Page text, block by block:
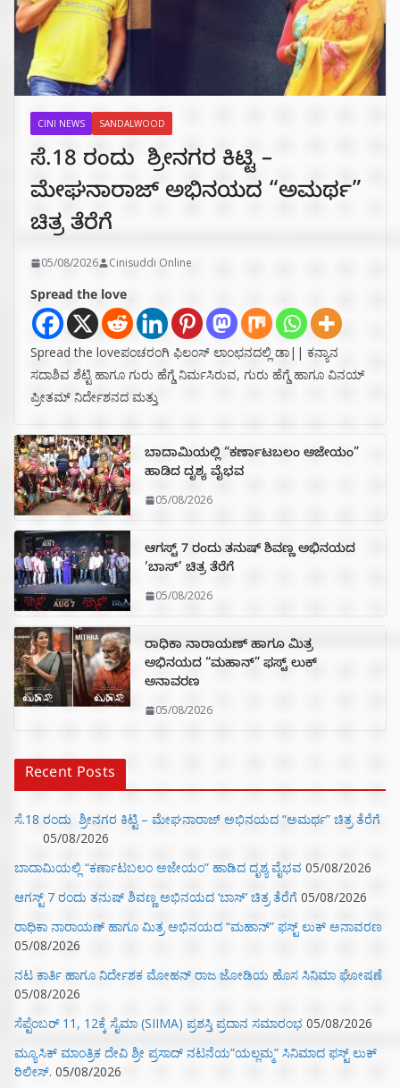
CINI NEWS SANDALWOOD
ಸೆ.18 ರಂದು ಶ್ರೀನಗರ ಕಿಟ್ಟಿ –
ಮೇಘನಾರಾಜ್ ಅಭಿನಯದ “ಅಮರ್ಥ”
ಚಿತ್ರ ತೆರೆಗೆ
05/08/2026 Cinisuddi Online
Spread the love
Spread the loveಪಂಚರಂಗಿ ಫಿಲಂಸ್ ಲಾಂಛನದಲ್ಲಿ ಡಾ|| ಕನ್ಯಾನ
ಸದಾಶಿವ ಶೆಟ್ಟಿ ಹಾಗೂ ಗುರು ಹೆಗ್ಡೆ ನಿರ್ಮಸಿರುವ, ಗುರು ಹೆಗ್ಡೆ ಹಾಗೂ ವಿನಯ್
ಪ್ರೀತಮ್ ನಿರ್ದೇಶನದ ಮತ್ತು
ಬಾದಾಮಿಯಲ್ಲಿ “ಕರ್ಣಾಟಬಲಂ ಅಜೇಯಂ”
ಹಾಡಿದ ದೃಶ್ಯ ವೈಭವ
05/08/2026
ಆಗಸ್ಟ್ 7 ರಂದು ತನುಷ್ ಶಿವಣ್ಣ ಅಭಿನಯದ
‘ಬಾಸ್’ ಚಿತ್ರ ತೆರೆಗೆ
05/08/2026
ರಾಧಿಕಾ ನಾರಾಯಣ್ ಹಾಗೂ ಮಿತ್ರ
ಅಭಿನಯದ “ಮಹಾನ್” ಫಸ್ಟ್ ಲುಕ್
ಅನಾವರಣ
05/08/2026
Recent Posts
ಸೆ.18 ರಂದು ಶ್ರೀನಗರ ಕಿಟ್ಟಿ – ಮೇಘನಾರಾಜ್ ಅಭಿನಯದ “ಅಮರ್ಥ” ಚಿತ್ರ ತೆರೆಗೆ
05/08/2026
ಬಾದಾಮಿಯಲ್ಲಿ “ಕರ್ಣಾಟಬಲಂ ಅಜೇಯಂ” ಹಾಡಿದ ದೃಶ್ಯ ವೈಭವ 05/08/2026
ಆಗಸ್ಟ್ 7 ರಂದು ತನುಷ್ ಶಿವಣ್ಣ ಅಭಿನಯದ ‘ಬಾಸ್’ ಚಿತ್ರ ತೆರೆಗೆ 05/08/2026
ರಾಧಿಕಾ ನಾರಾಯಣ್ ಹಾಗೂ ಮಿತ್ರ ಅಭಿನಯದ “ಮಹಾನ್” ಫಸ್ಟ್ ಲುಕ್ ಅನಾವರಣ
05/08/2026
ನಟ ಕಾರ್ತಿ ಹಾಗೂ ನಿರ್ದೇಶಕ ಮೋಹನ್ ರಾಜ ಜೋಡಿಯ ಹೊಸ ಸಿನಿಮಾ ಘೋಷಣೆ
05/08/2026
ಸೆಪ್ಟೆಂಬರ್ 11, 12ಕ್ಕೆ ಸೈಮಾ (SIIMA) ಪ್ರಶಸ್ತಿ ಪ್ರದಾನ ಸಮಾರಂಭ 05/08/2026
ಮ್ಯೂಸಿಕ್‌ ಮಾಂತ್ರಿಕ ದೇವಿ ಶ್ರೀ ಪ್ರಸಾದ್ ನಟನೆಯ”ಯಲ್ಲಮ್ಮ” ಸಿನಿಮಾದ ಫಸ್ಟ್‌ ಲುಕ್‌
ರಿಲೀಸ್. 05/08/2026